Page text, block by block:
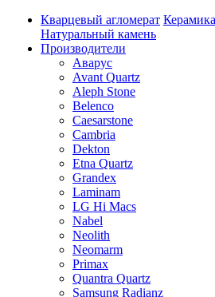
Кварцевый агломерат Керамика
Натуральный камень
Производители
Аварус
Avant Quartz
Aleph Stone
Belenco
Caesarstone
Cambria
Dekton
Etna Quartz
Grandex
Laminam
LG Hi Macs
Nabel
Neolith
Neomarm
Primax
Quantra Quartz
Samsung Radianz